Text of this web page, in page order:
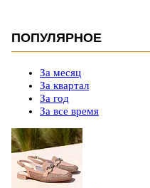
ПОПУЛЯРНОЕ
За месяц
За квартал
За год
За все время